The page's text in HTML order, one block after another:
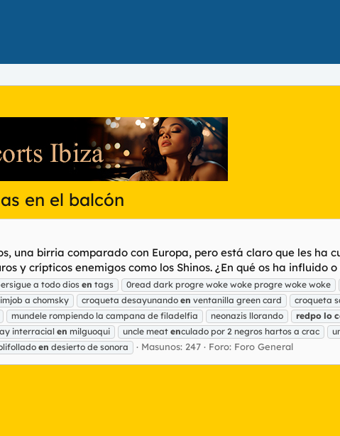
en el balcón
una birria comparado con Europa, pero está claro que les
y crípticos enemigos como los Shinos. ¿En qué os ha influido o
a todo dios en tags 0read dark progre woke woke progre woke woke
a chomsky croqueta desayunando en ventanilla green card croqueta
mundele rompiendo la campana de filadelfia neonazis llorando redpo lo
interracial en milguoqui uncle meat enculado por 2 negros hartos a crac
en desierto de sonora Masunos: 247 Foro: Foro General